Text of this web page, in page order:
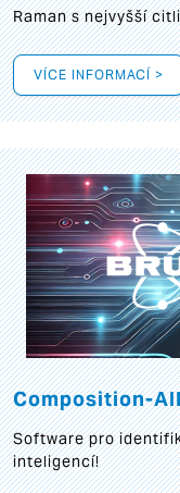
Raman s nejvyšší
VÍCE INFORMACÍ >
Composition-
Software pro
inteligencí!